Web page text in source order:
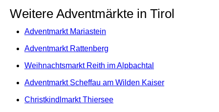
Weitere Adventmärkte in Tirol
Adventmarkt Mariastein
Adventmarkt Rattenberg
Weihnachtsmarkt Reith im Alpbachtal
Adventmarkt Scheffau am Wilden Kaiser
Christkindlmarkt Thiersee